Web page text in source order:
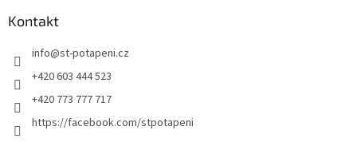
Kontakt
info@st-potapeni.cz
+420 603 444 523
+420 773 777 717
https://facebook.com/stpotapeni